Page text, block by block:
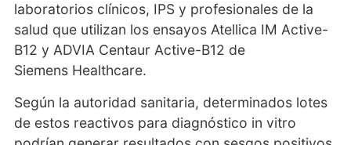
laboratorios clínicos, IPS y profesionales de la
salud que utilizan los ensayos Atellica IM Active-
B12 y ADVIA Centaur Active-B12 de
Siemens Healthcare.
Según la autoridad sanitaria, determinados lotes
de estos reactivos para diagnóstico in vitro